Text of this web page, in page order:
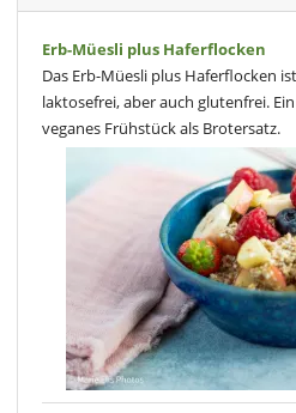
Erb-Müesli plus Haferflocken
Das Erb-Müesli plus Haferflocken
laktosefrei, aber auch glutenfrei.
veganes Frühstück als Brotersatz.